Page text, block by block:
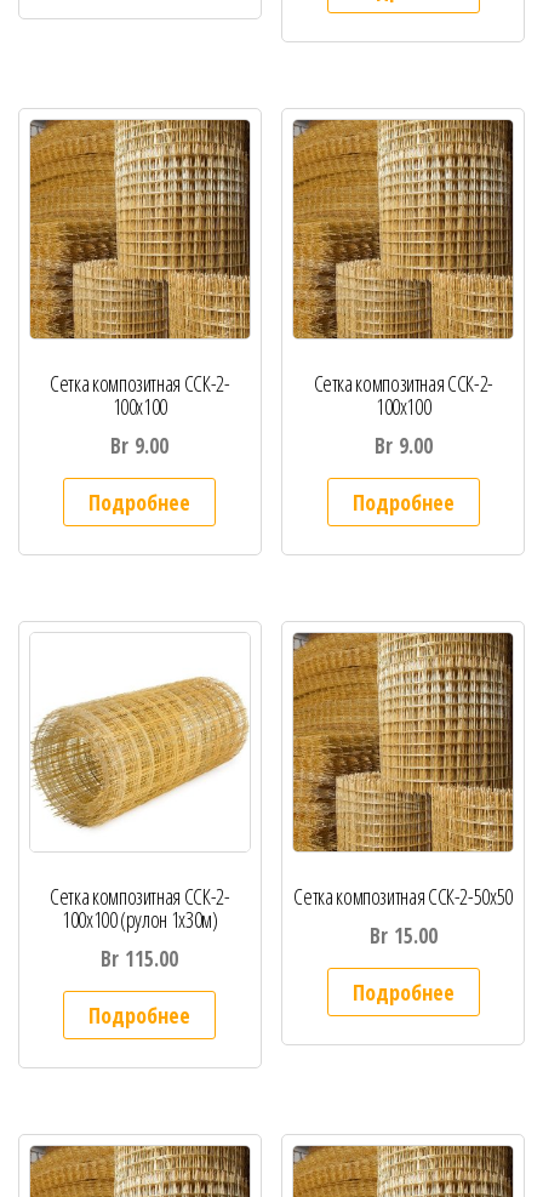
Сетка композитная ССК-2-
100х100
Br 9.00
Подробнее
Сетка композитная ССК-2-
100х100
Br 9.00
Подробнее
Сетка композитная ССК-2-
100х100 (рулон 1х30м)
Br 115.00
Подробнее
Сетка композитная ССК-2-50х50
Br 15.00
Подробнее